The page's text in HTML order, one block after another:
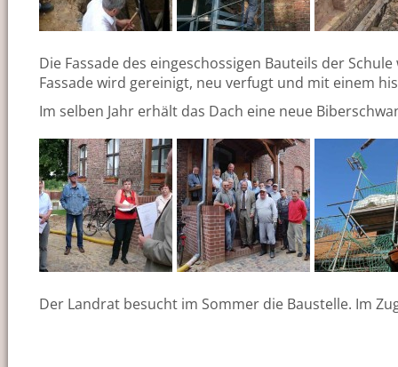
Die Fassade des eingeschossigen Bauteils der
Fassade wird gereinigt, neu verfugt und mit einem
Im selben Jahr erhält das Dach eine neue
Der Landrat besucht im Sommer die Baustelle. Im